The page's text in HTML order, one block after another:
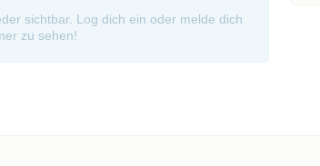
sichtbar. Log dich ein oder melde dich
zu sehen!